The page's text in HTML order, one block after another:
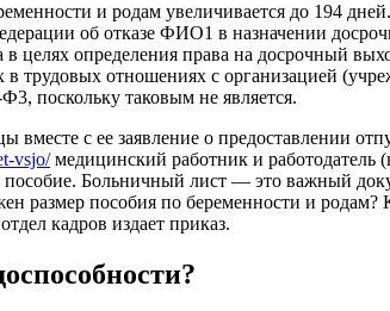
и родам увеличивается до 194
об отказе ФИО1 в назначении
целях определения права на досрочный
в трудовых отношениях с организацией
поскольку таковым не является.
вместе с ее заявление о предоставлении
vsjo/медицинский работник и работодатель
пособие. Больничный лист — это важный
размер пособия по беременности и
кадров издает приказ.